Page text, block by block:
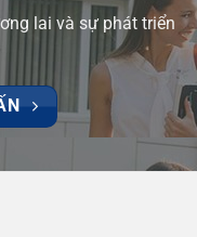
lai và sự phát triển